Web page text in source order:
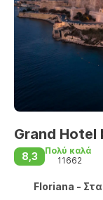
Grand Hotel
8,3
Πολύ καλά
11662
Floriana -